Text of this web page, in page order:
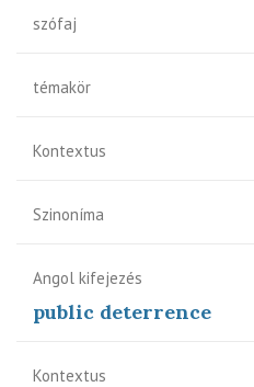
szófaj
témakör
Kontextus
Szinoníma
Angol kifejezés
public deterrence
Kontextus